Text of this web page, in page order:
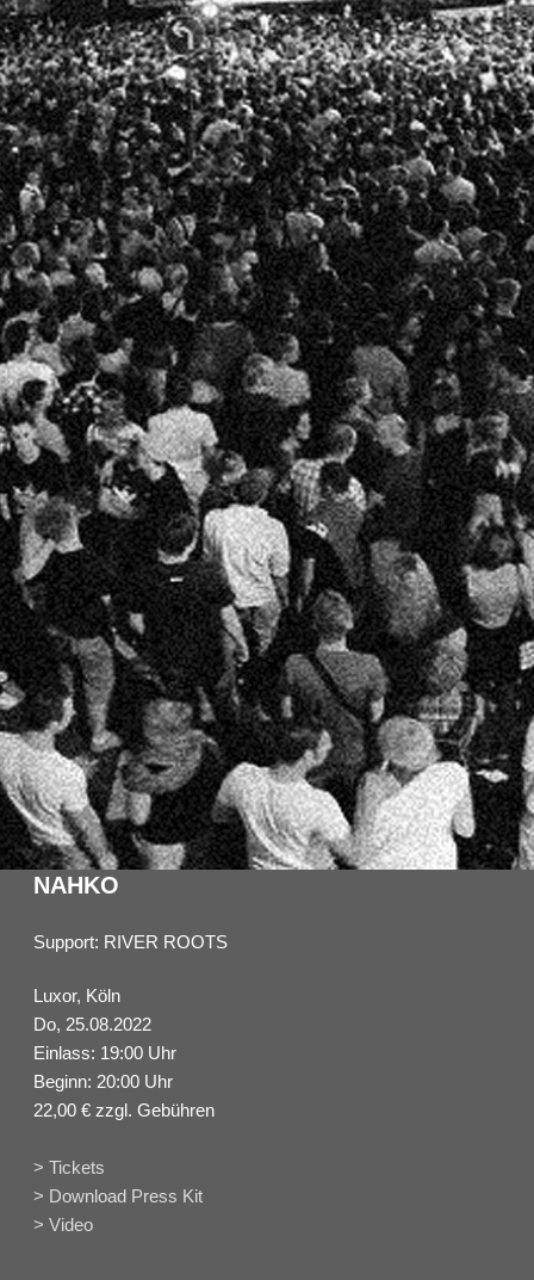
NAHKO
Support: RIVER ROOTS
Luxor, Köln
Do, 25.08.2022
Einlass: 19:00 Uhr
Beginn: 20:00 Uhr
22,00 € zzgl. Gebühren
> Tickets
> Download Press Kit
> Video